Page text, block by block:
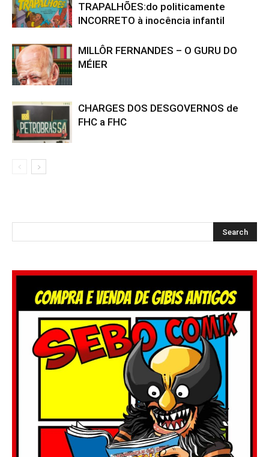
TRAPALHÕES:do politicamente
INCORRETO à inocência infantil
MILLÔR FERNANDES – O GURU DO
MÉIER
CHARGES DOS DESGOVERNOS de
FHC a FHC